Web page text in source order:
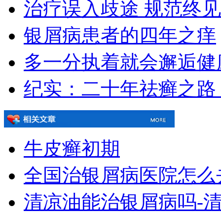
治疗误入歧途 规范终
银屑病患者的四年之痒
多一分执着就会邂逅健
纪实：二十年祛癣之
牛皮癣初期
全国治银屑病医院怎
清凉油能治银屑病吗-